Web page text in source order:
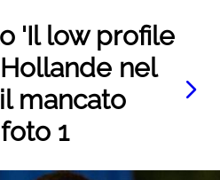
'Il low profile
nel
mancato
1